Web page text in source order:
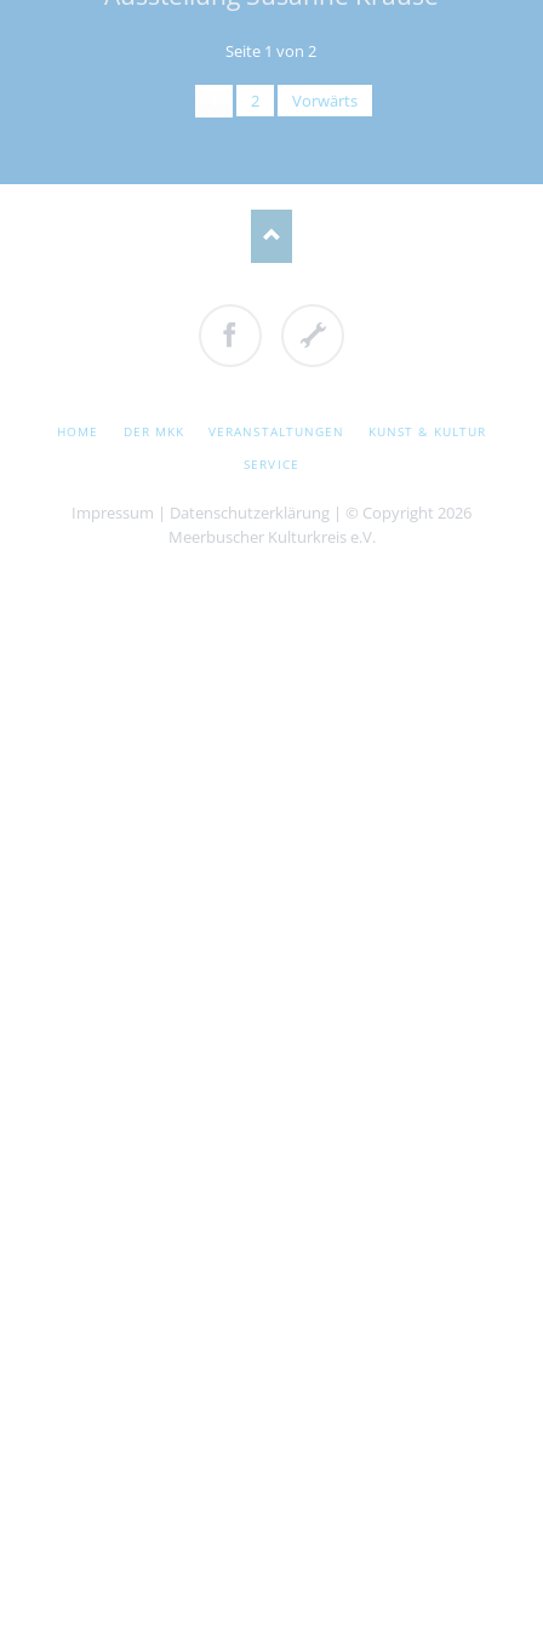
Seite 1 von 2
2 Vorwärts
NAVIGATION
HOME DER MKK VERANSTALTUNGEN
KUNST & KULTUR
SERVICE
Impressum | Datenschutzerklärung | © Copyright 2026
Meerbuscher Kulturkreis e.V.